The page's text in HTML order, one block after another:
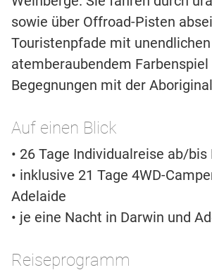
sowie über Offroad-Pisten
Touristenpfade mit
atemberaubendem Farbenspiel
Begegnungen mit der
Auf einen Blick
• 26 Tage Individualreise ab/bis
• inklusive 21 Tage 4WD-
Adelaide
• je eine Nacht in Darwin und
Reiseprogramm